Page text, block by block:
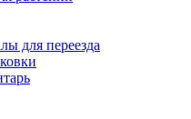
для переезда